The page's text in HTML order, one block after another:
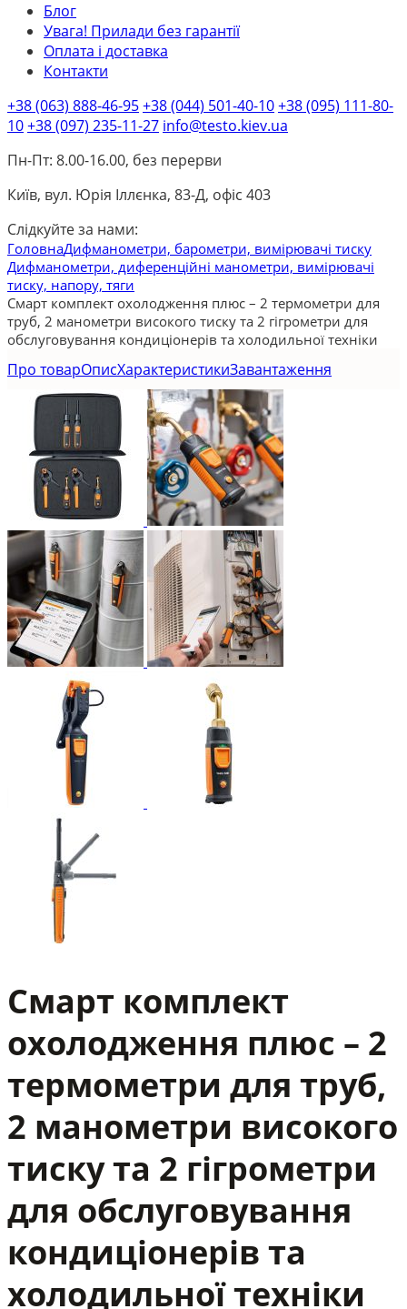
Блог
Увага! Прилади без гарантії
Оплата і доставка
Контакти
+38 (063) 888-46-95+38 (044) 501-40-10+38 (095) 111-80-
10+38 (097) 235-11-27 info@testo.kiev.ua
Пн-Пт: 8.00-16.00, без перерви
Київ, вул. Юрія Іллєнка, 83-Д, офіс 403
Слідкуйте за нами:
ГоловнаДифманометри, барометри, вимірювачі тиску
Дифманометри, диференційні манометри, вимірювачі
тиску, напору, тяги
Смарт комплект охолодження плюс – 2 термометри для
труб, 2 манометри високого тиску та 2 гігрометри для
обслуговування кондиціонерів та холодильної техніки
Про товарОписХарактеристикиЗавантаження
Смарт комплект
охолодження плюс – 2
термометри для труб,
2 манометри високого
тиску та 2 гігрометри
для обслуговування
кондиціонерів та
холодильної техніки